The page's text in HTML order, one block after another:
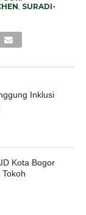
SURADI-
Inklusi
Kota Bogor